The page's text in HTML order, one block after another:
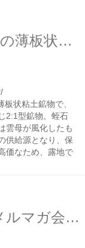
バーミキュライトという名の薄板状粘土
状粘土鉱物で、
2:1型鉱物。蛭石
雲母が風化したも
供給源となり、保
価なため、露地で
SOY Shopで初回登録時にメルマガ会員になるとポイントをプレゼントする機能を追加しました